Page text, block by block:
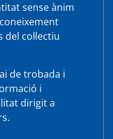
sense ànim
col·lectiu
de trobada i
i
dirigit a